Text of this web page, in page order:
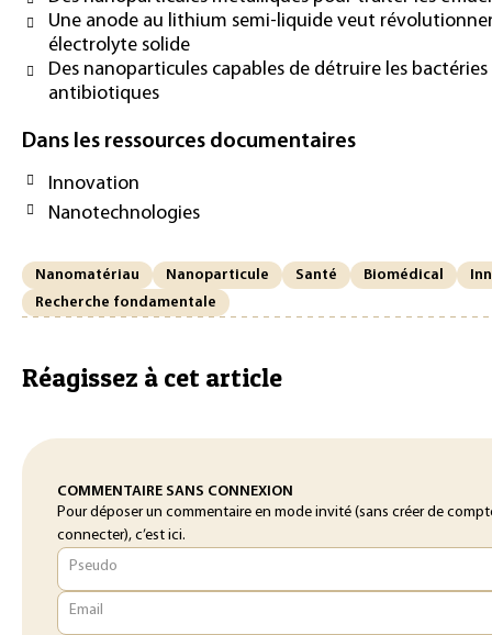
Une anode au lithium semi-liquide veut
électrolyte solide
Des nanoparticules capables de détruire les
antibiotiques
Dans les ressources documentaires
Innovation
Nanotechnologies
Nanomatériau Nanoparticule Santé Biomédical
Recherche fondamentale
Réagissez à cet article
COMMENTAIRE SANS CONNEXION
Pour déposer un commentaire en mode invité (sans créer de
connecter), c’est ici.
Pseudo
Email